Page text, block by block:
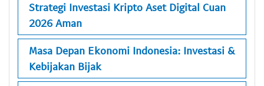
Strategi Investasi Kripto Aset Digital Cuan
2026 Aman
Masa Depan Ekonomi Indonesia: Investasi &
Kebijakan Bijak